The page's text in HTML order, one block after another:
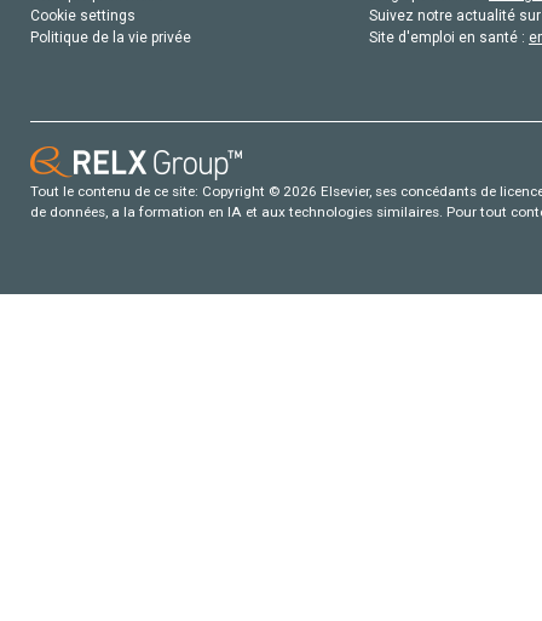
Cookie settings
Politique de la vie privée
Suivez notre actualité
Site d'emploi en santé :
Tout le contenu de ce site: Copyright © 2026 Elsevier, ses concédants de
de données, a la formation en IA et aux technologies similaires. Pour tout